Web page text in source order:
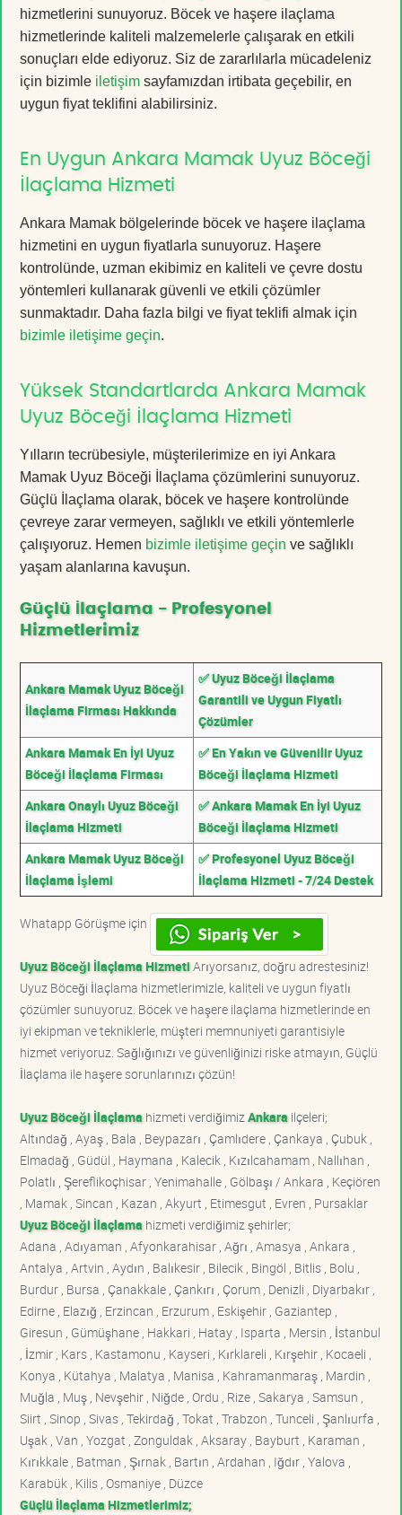
hizmetlerini sunuyoruz. Böcek ve haşere ilaçlama
hizmetlerinde kaliteli malzemelerle çalışarak en etkili
sonuçları elde ediyoruz. Siz de zararlılarla mücadeleniz
için bizimle iletişim sayfamızdan irtibata geçebilir, en
uygun fiyat teklifini alabilirsiniz.
En Uygun Ankara Mamak Uyuz Böceği
İlaçlama Hizmeti
Ankara Mamak bölgelerinde böcek ve haşere ilaçlama
hizmetini en uygun fiyatlarla sunuyoruz. Haşere
kontrolünde, uzman ekibimiz en kaliteli ve çevre dostu
yöntemleri kullanarak güvenli ve etkili çözümler
sunmaktadır. Daha fazla bilgi ve fiyat teklifi almak için
bizimle iletişime geçin.
Yüksek Standartlarda Ankara Mamak
Uyuz Böceği İlaçlama Hizmeti
Yılların tecrübesiyle, müşterilerimize en iyi Ankara
Mamak Uyuz Böceği İlaçlama çözümlerini sunuyoruz.
Güçlü İlaçlama olarak, böcek ve haşere kontrolünde
çevreye zarar vermeyen, sağlıklı ve etkili yöntemlerle
çalışıyoruz. Hemen bizimle iletişime geçin ve sağlıklı
yaşam alanlarına kavuşun.
Güçlü İlaçlama - Profesyonel
Hizmetlerimiz
Ankara Mamak Uyuz Böceği
İlaçlama Firması Hakkında
✅ Uyuz Böceği İlaçlama
Garantili ve Uygun Fiyatlı
Çözümler
Ankara Mamak En İyi Uyuz
Böceği İlaçlama Firması
✅ En Yakın ve Güvenilir Uyuz
Böceği İlaçlama Hizmeti
Ankara Onaylı Uyuz Böceği
İlaçlama Hizmeti
✅ Ankara Mamak En İyi Uyuz
Böceği İlaçlama Hizmeti
Ankara Mamak Uyuz Böceği
İlaçlama İşlemi
✅ Profesyonel Uyuz Böceği
İlaçlama Hizmeti - 7/24 Destek
Whatapp Görüşme için
Uyuz Böceği İlaçlama HizmetiArıyorsanız, doğru adrestesiniz!
Uyuz Böceği İlaçlama hizmetlerimizle, kaliteli ve uygun fiyatlı
çözümler sunuyoruz. Böcek ve haşere ilaçlama hizmetlerinde en
iyi ekipman ve tekniklerle, müşteri memnuniyeti garantisiyle
hizmet veriyoruz. Sağlığınızı ve güvenliğinizi riske atmayın, Güçlü
İlaçlama ile haşere sorunlarınızı çözün!
Uyuz Böceği İlaçlama hizmeti verdiğimiz Ankara ilçeleri;
Altındağ , Ayaş , Bala , Beypazarı , Çamlıdere , Çankaya , Çubuk ,
Elmadağ , Güdül , Haymana , Kalecik , Kızılcahamam , Nallıhan ,
Polatlı , Şereflikoçhisar , Yenimahalle , Gölbaşı / Ankara , Keçiören
, Mamak , Sincan , Kazan , Akyurt , Etimesgut , Evren , Pursaklar
Uyuz Böceği İlaçlama hizmeti verdiğimiz şehirler;
Adana , Adıyaman , Afyonkarahisar , Ağrı , Amasya , Ankara ,
Antalya , Artvin , Aydın , Balıkesir , Bilecik , Bingöl , Bitlis , Bolu ,
Burdur , Bursa , Çanakkale , Çankırı , Çorum , Denizli , Diyarbakır ,
Edirne , Elazığ , Erzincan , Erzurum , Eskişehir , Gaziantep ,
Giresun , Gümüşhane , Hakkari , Hatay , Isparta , Mersin , İstanbul
, İzmir , Kars , Kastamonu , Kayseri , Kırklareli , Kırşehir , Kocaeli ,
Konya , Kütahya , Malatya , Manisa , Kahramanmaraş , Mardin ,
Muğla , Muş , Nevşehir , Niğde , Ordu , Rize , Sakarya , Samsun ,
Siirt , Sinop , Sivas , Tekirdağ , Tokat , Trabzon , Tunceli , Şanlıurfa ,
Uşak , Van , Yozgat , Zonguldak , Aksaray , Bayburt , Karaman ,
Kırıkkale , Batman , Şırnak , Bartın , Ardahan , Iğdır , Yalova ,
Karabük , Kilis , Osmaniye , Düzce
Güçlü İlaçlama Hizmetlerimiz;